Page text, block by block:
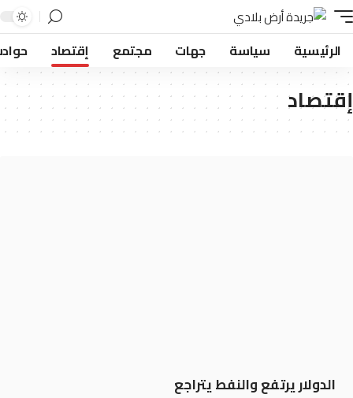
سياسة جهات مجتمع إقتصاد حوادث
الدولار يرتفع والنفط يتراجع